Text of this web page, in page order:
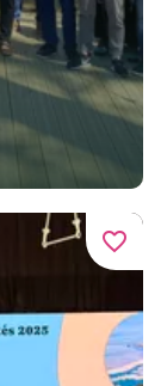
favorite_border